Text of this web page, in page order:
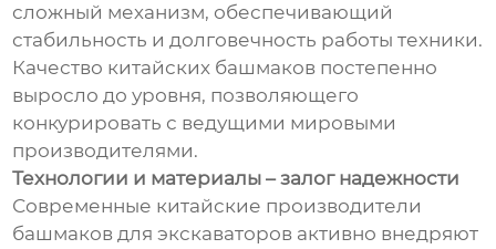
сложный механизм, обеспечивающий
стабильность и долговечность работы техники.
Качество китайских башмаков постепенно
выросло до уровня, позволяющего
конкурировать с ведущими мировыми
производителями.
Технологии и материалы – залог надежности
Современные китайские производители
башмаков для экскаваторов активно внедряют